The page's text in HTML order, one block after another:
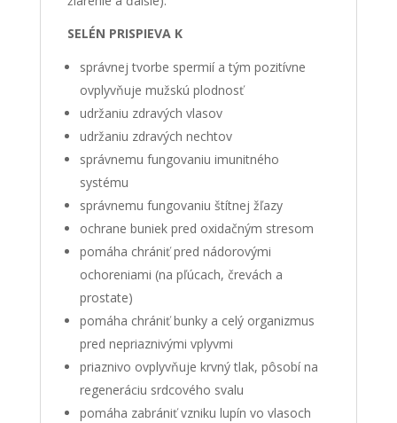
SELÉN PRISPIEVA K
správnej tvorbe spermií a tým pozitívne
ovplyvňuje mužskú plodnosť
udržaniu zdravých vlasov
udržaniu zdravých nechtov
správnemu fungovaniu imunitného
systému
správnemu fungovaniu štítnej žľazy
ochrane buniek pred oxidačným stresom
pomáha chrániť pred nádorovými
ochoreniami (na pľúcach, črevách a
prostate)
pomáha chrániť bunky a celý organizmus
pred nepriaznivými vplyvmi
priaznivo ovplyvňuje krvný tlak, pôsobí na
regeneráciu srdcového svalu
pomáha zabrániť vzniku lupín vo vlasoch